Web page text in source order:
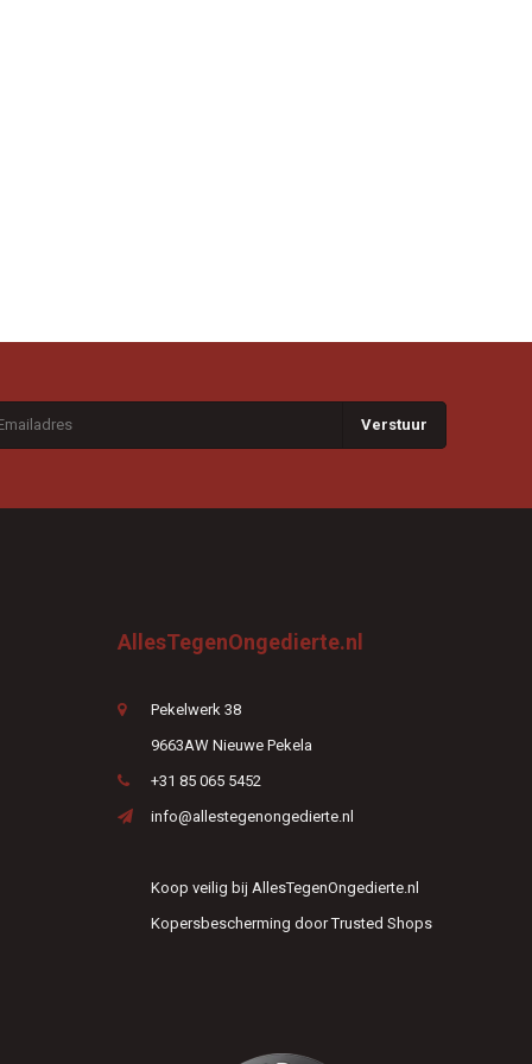
Verstuur
AllesTegenOngedierte.nl
Pekelwerk 38
9663AW Nieuwe Pekela
+31 85 065 5452
info@allestegenongedierte.nl
Koop veilig bij AllesTegenOngedierte.nl
Kopersbescherming door Trusted Shops